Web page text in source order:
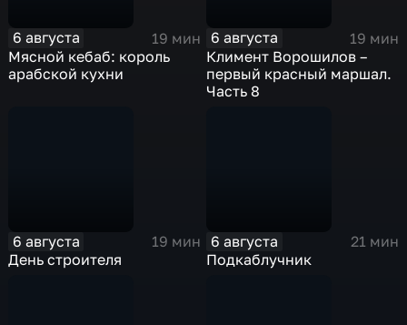
6 августа
19 мин
Мясной кебаб: король
арабской кухни
6 августа
19 мин
Климент Ворошилов –
первый красный маршал.
Часть 8
6 августа
19 мин
День строителя
6 августа
21 мин
Подкаблучник